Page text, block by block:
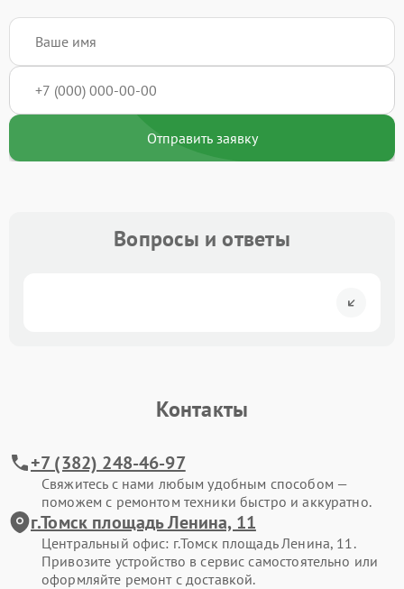
Отправить заявку
Вопросы и ответы
Контакты
+7 (382) 248-46-97
Свяжитесь с нами любым удобным способом —
поможем с ремонтом техники быстро и аккуратно.
г.Томск площадь Ленина, 11
Центральный офис: г.Томск площадь Ленина, 11.
Привозите устройство в сервис самостоятельно или
оформляйте ремонт с доставкой.